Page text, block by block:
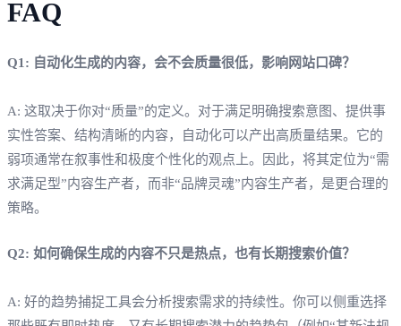
FAQ
Q1: 自动化生成的内容，会不会质量很低，影响网站口碑？
A: 这取决于你对“质量”的定义。对于满足明确搜索意图、提供事
实性答案、结构清晰的内容，自动化可以产出高质量结果。它的
弱项通常在叙事性和极度个性化的观点上。因此，将其定位为“需
求满足型”内容生产者，而非“品牌灵魂”内容生产者，是更合理的
策略。
Q2: 如何确保生成的内容不只是热点，也有长期搜索价值？
A: 好的趋势捕捉工具会分析搜索需求的持续性。你可以侧重选择